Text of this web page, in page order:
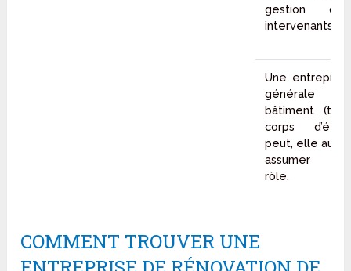
gestion des
intervenants).
Une entreprise
générale du
bâtiment (tout
corps d’état)
peut, elle aussi,
assumer ce
rôle.
COMMENT TROUVER UNE